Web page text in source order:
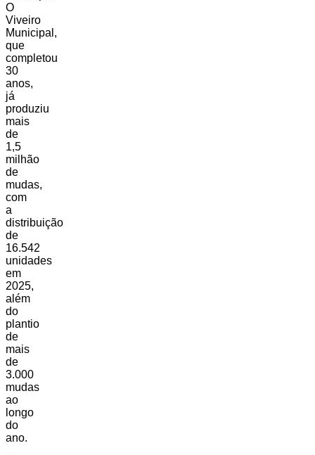
O
Viveiro
Municipal,
que
completou
30
anos,
já
produziu
mais
de
1,5
milhão
de
mudas,
com
a
distribuição
de
16.542
unidades
em
2025,
além
do
plantio
de
mais
de
3.000
mudas
ao
longo
do
ano.